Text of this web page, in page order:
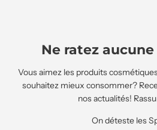
Ne ratez
Vous aimez les produits
souhaitez mieux consommer?
nos actualités!
On déteste les